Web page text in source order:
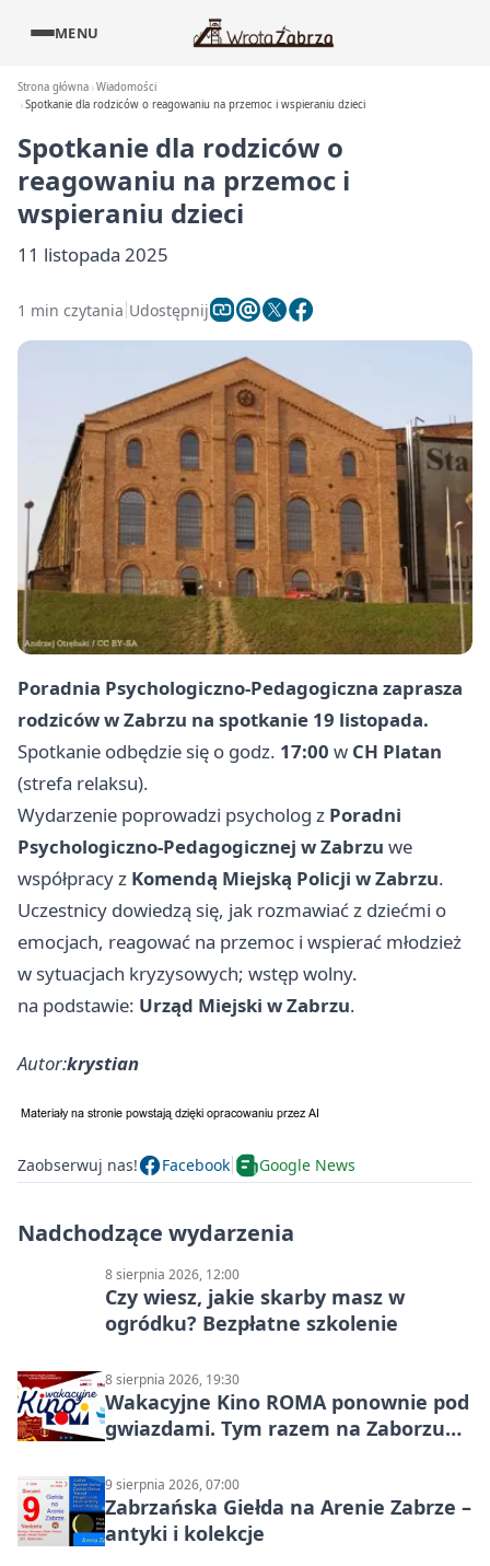
MENU
Strona główna Wiadomości
Spotkanie dla rodziców o reagowaniu na przemoc i wspieraniu dzieci
Spotkanie dla rodziców o
reagowaniu na przemoc i
wspieraniu dzieci
11 listopada 2025
1 min czytania Udostępnij
Poradnia Psychologiczno‑Pedagogiczna zaprasza
rodziców w Zabrzu na spotkanie 19 listopada.
Spotkanie odbędzie się o godz. 17:00 w CH Platan
(strefa relaksu).
Wydarzenie poprowadzi psycholog z Poradni
Psychologiczno‑Pedagogicznej w Zabrzu we
współpracy z Komendą Miejską Policji w Zabrzu.
Uczestnicy dowiedzą się, jak rozmawiać z dziećmi o
emocjach, reagować na przemoc i wspierać młodzież
w sytuacjach kryzysowych; wstęp wolny.
na podstawie: Urząd Miejski w Zabrzu.
Autor:krystian
Zaobserwuj nas! Facebook Google News
Nadchodzące wydarzenia
8 sierpnia 2026, 12:00
Czy wiesz, jakie skarby masz w
ogródku? Bezpłatne szkolenie
8 sierpnia 2026, 19:30
Wakacyjne Kino ROMA ponownie pod
gwiazdami. Tym razem na Zaborzu
9 sierpnia 2026, 07:00
Zabrzańska Giełda na Arenie Zabrze –
antyki i kolekcje